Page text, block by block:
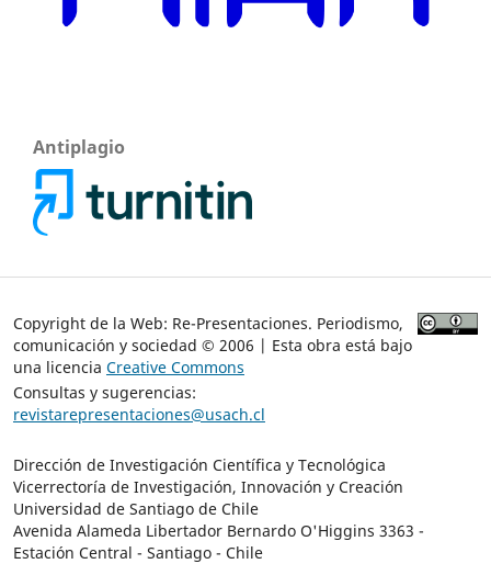
Antiplagio
Copyright de la Web: Re-Presentaciones. Periodismo,
comunicación y sociedad © 2006 | Esta obra está bajo
una licencia Creative Commons
Consultas y sugerencias:
revistarepresentaciones@usach.cl
Dirección de Investigación Científica y Tecnológica
Vicerrectoría de Investigación, Innovación y Creación
Universidad de Santiago de Chile
Avenida Alameda Libertador Bernardo O'Higgins 3363 -
Estación Central - Santiago - Chile